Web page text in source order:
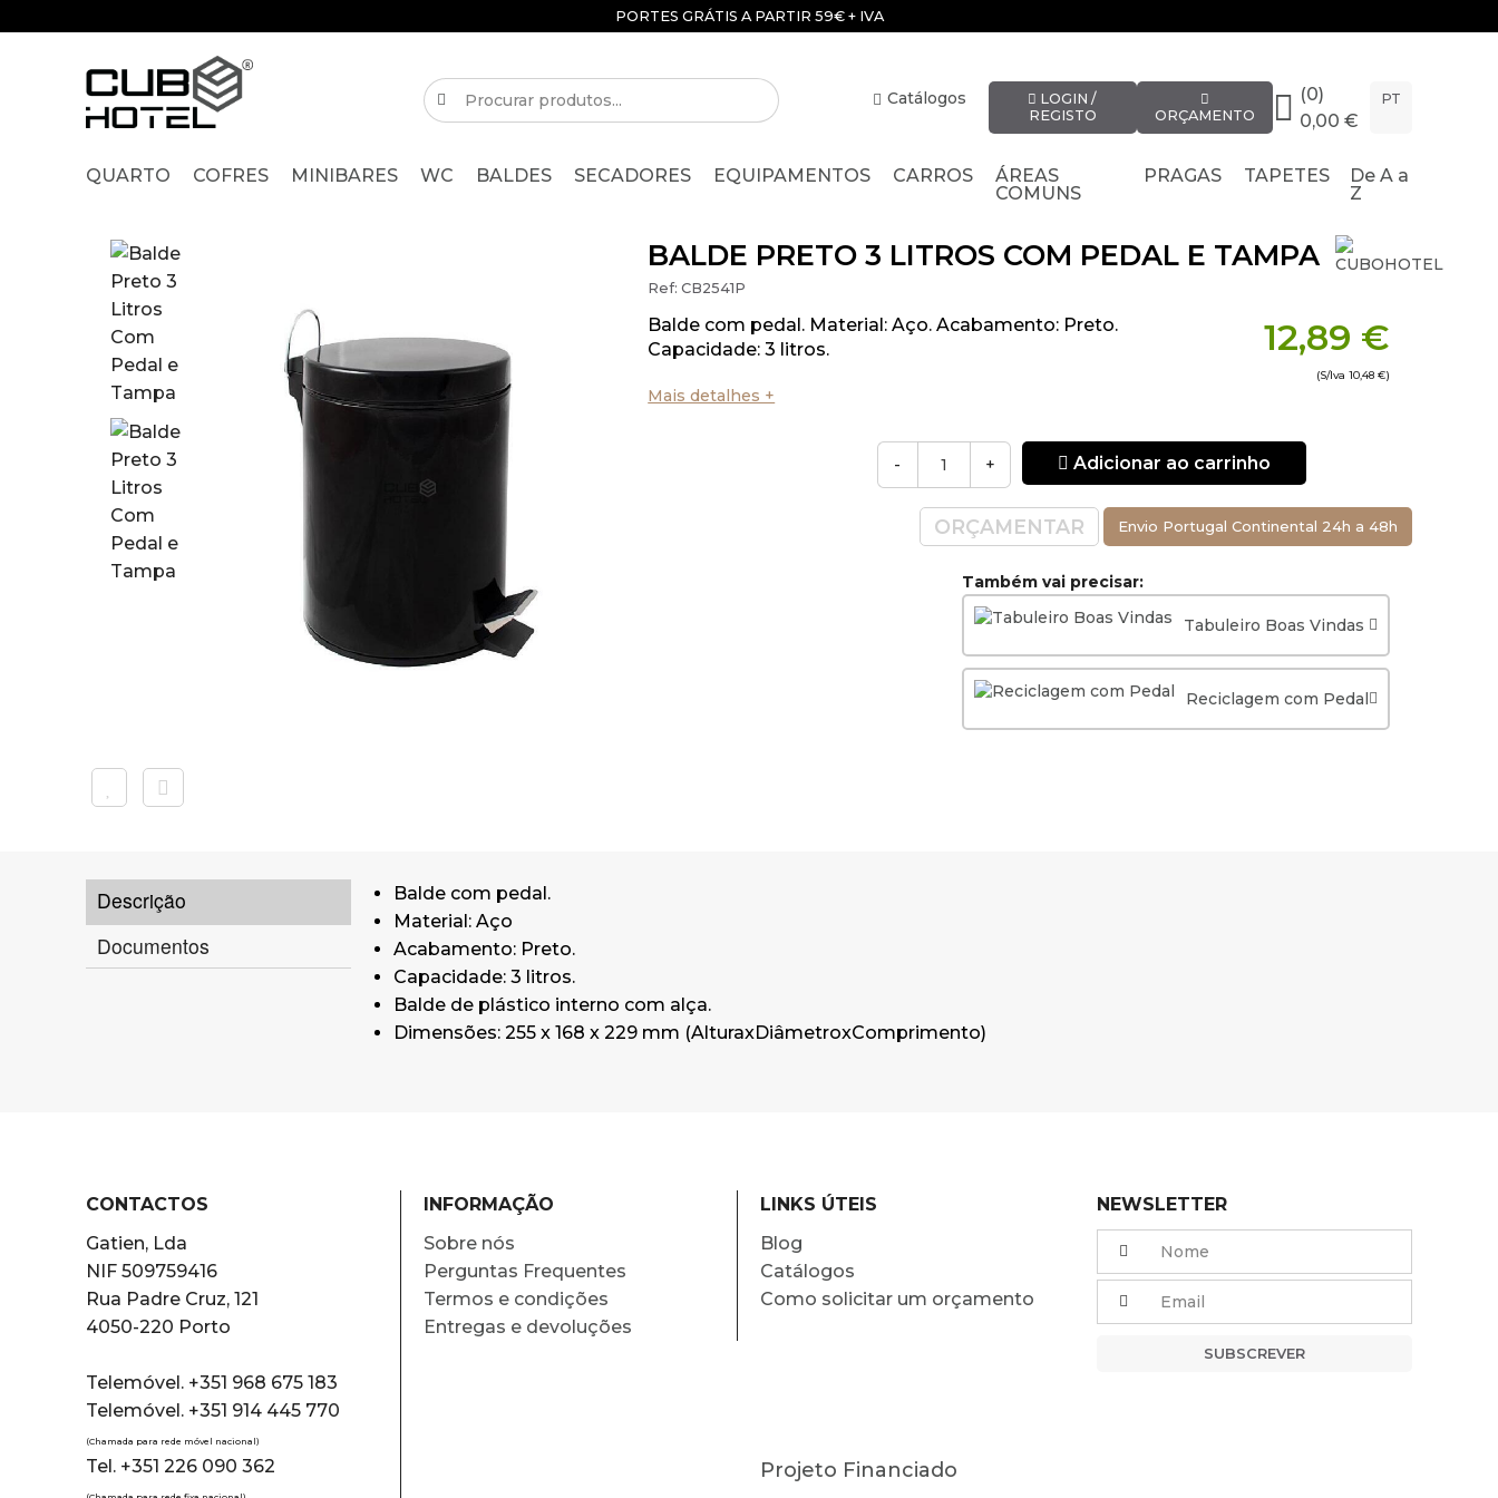
PORTES GRÁTIS A PARTIR 59€ + IVA
Catálogos
LOGIN /
REGISTO
ORÇAMENTO
(0)
0,00 €
PT
QUARTO COFRES MINIBARES WC BALDES SECADORES EQUIPAMENTOS CARROS
ÁREAS
COMUNS
PRAGAS TAPETES
De A a
Z
BALDE PRETO 3 LITROS COM PEDAL E TAMPA
Ref:CB2541P
12,89 €
(S/Iva 10,48 €)
Balde com pedal. Material: Aço. Acabamento: Preto.
Capacidade: 3 litros.
Mais detalhes +
- + Adicionar ao carrinho
ORÇAMENTAR Envio Portugal Continental 24h a 48h
Também vai precisar:
Tabuleiro Boas Vindas
Reciclagem com Pedal
Descrição
Documentos
Balde com pedal.
Material: Aço
Acabamento: Preto.
Capacidade: 3 litros.
Balde de plástico interno com alça.
Dimensões: 255 x 168 x 229 mm (AlturaxDiâmetroxComprimento)
CONTACTOS
Gatien, Lda
NIF 509759416
Rua Padre Cruz, 121
4050-220 Porto
Telemóvel. +351 968 675 183
Telemóvel. +351 914 445 770
(Chamada para rede móvel nacional)
Tel. +351 226 090 362
INFORMAÇÃO
Sobre nós
Perguntas Frequentes
Termos e condições
Entregas e devoluções
LINKS ÚTEIS
Blog
Catálogos
Como solicitar um orçamento
Projeto Financiado
NEWSLETTER
SUBSCREVER